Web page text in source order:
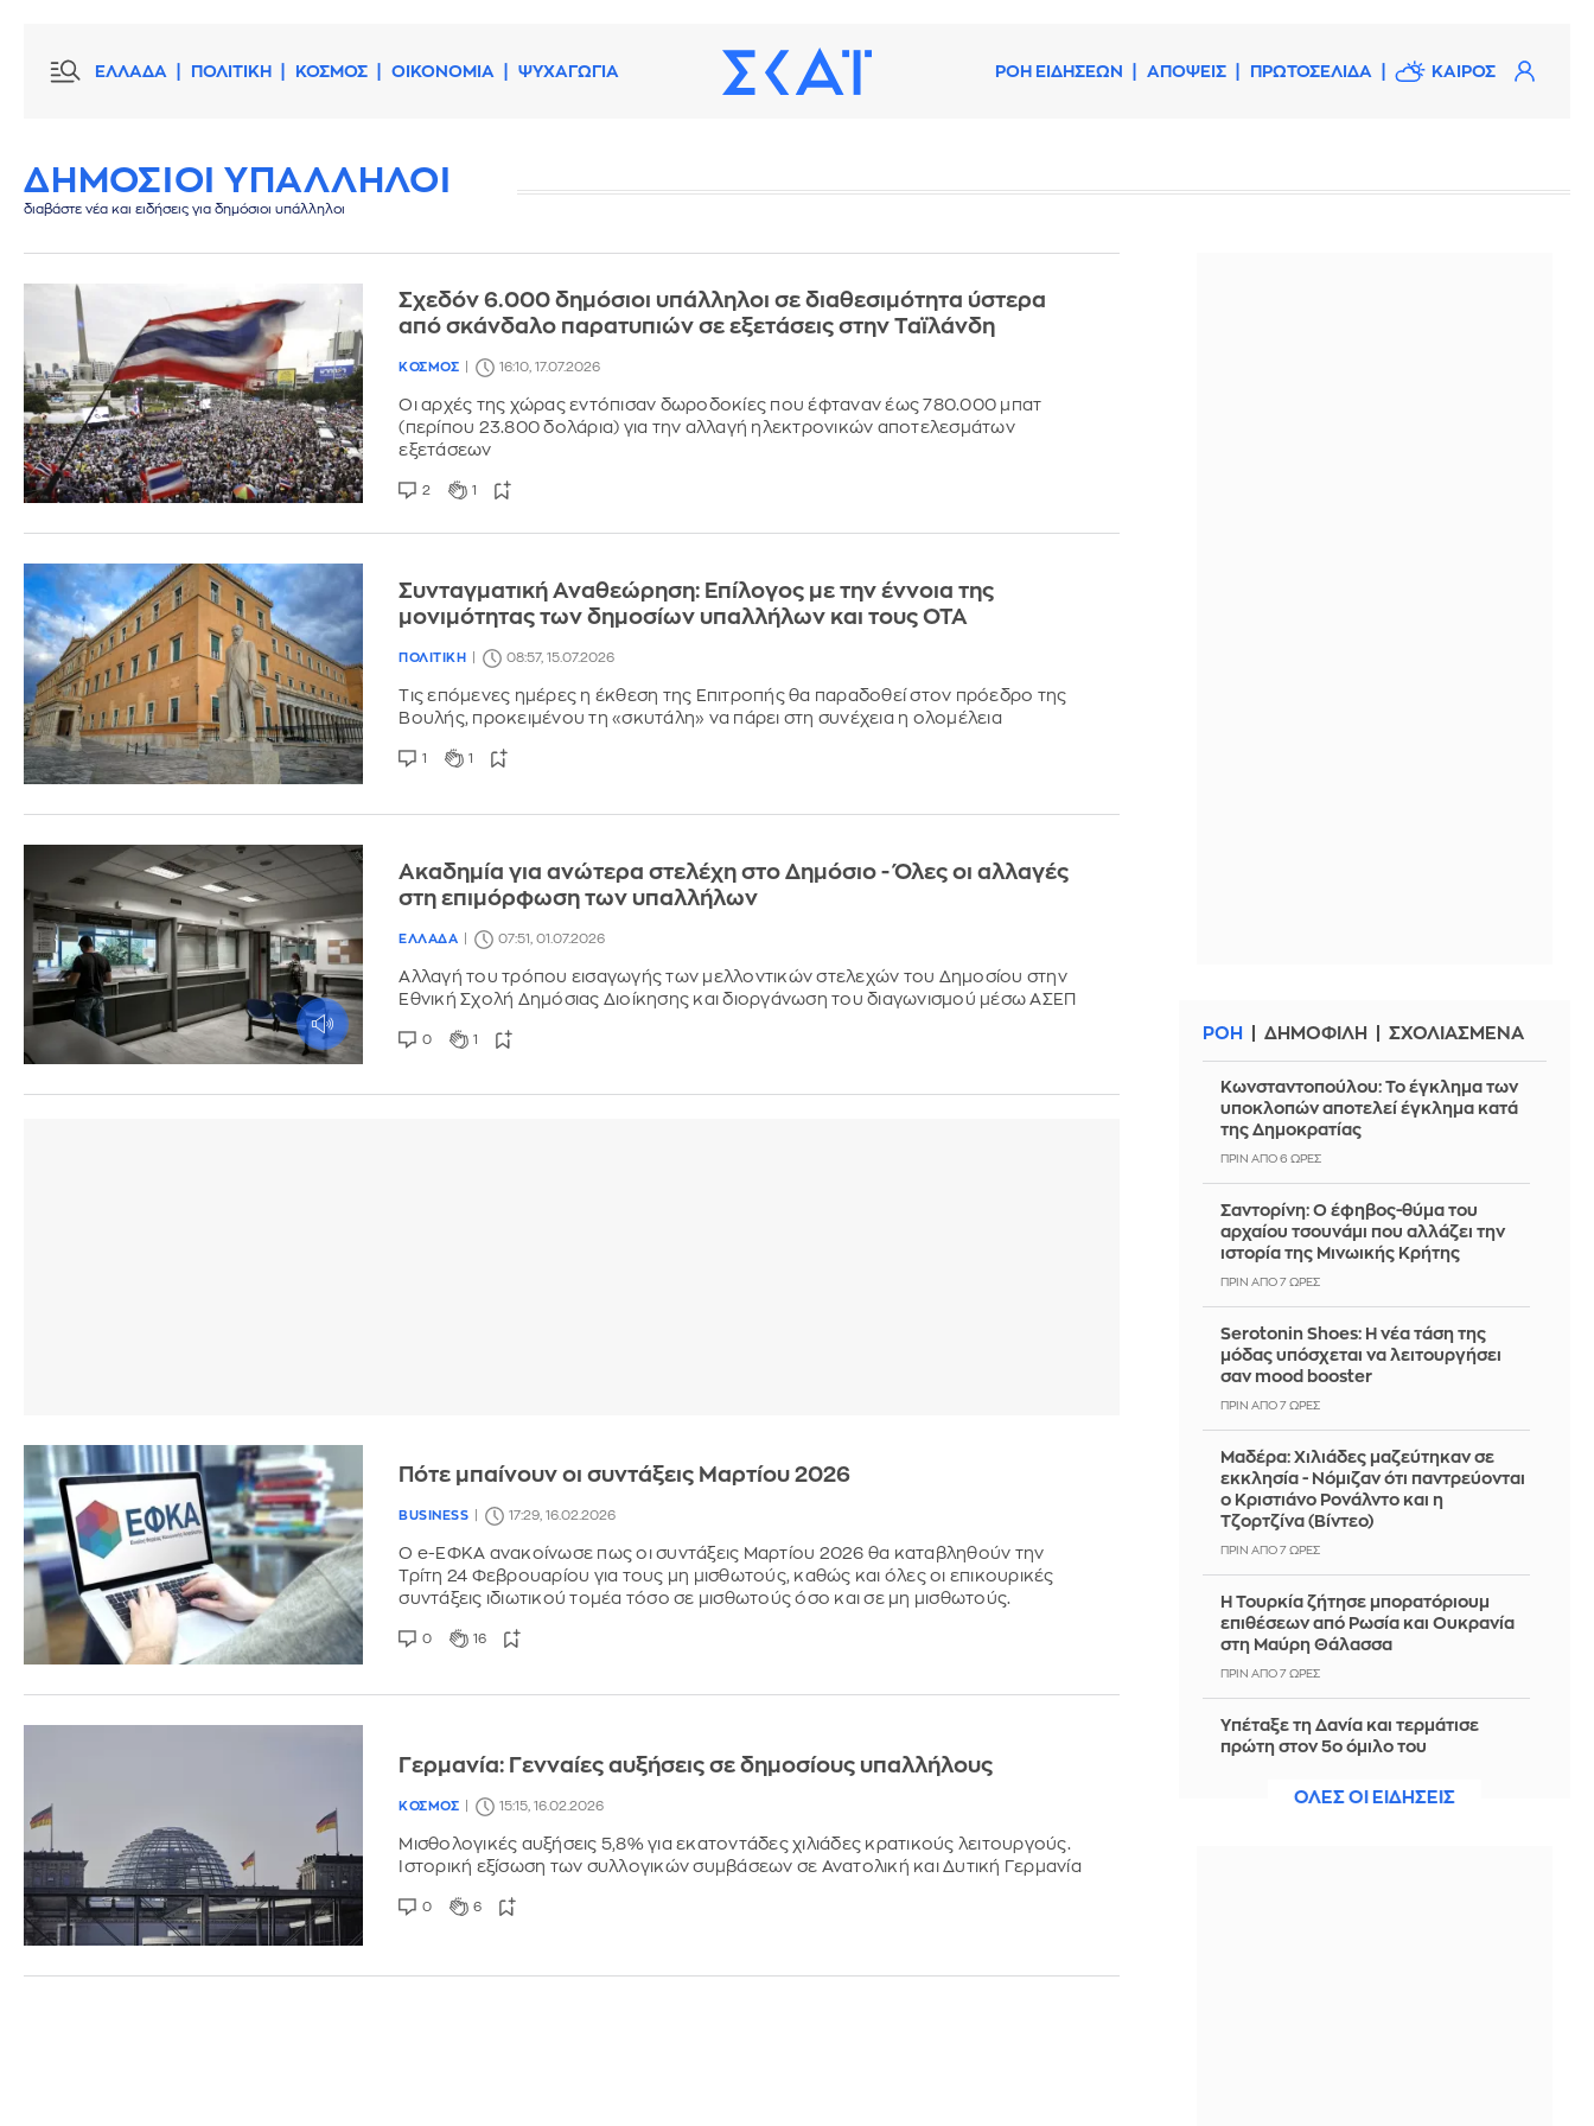
ΕΛΛΑΔΑ ΠΟΛΙΤΙΚΗ ΚΟΣΜΟΣ ΟΙΚΟΝΟΜΙΑ ΨΥΧΑΓΩΓΙΑ ΡΟΗ ΕΙΔΗΣΕΩΝ ΑΠΟΨΕΙΣ ΠΡΩΤΟΣΕΛΙΔΑ ΚΑΙΡΟΣ
ΔΗΜΟΣΙΟΙ ΥΠΑΛΛΗΛΟΙ
διαβάστε νέα και ειδήσεις για δημόσιοι υπάλληλοι
Σχεδόν 6.000 δημόσιοι υπάλληλοι σε διαθεσιμότητα ύστερα
από σκάνδαλο παρατυπιών σε εξετάσεις στην Ταϊλάνδη
ΚΟΣΜΟΣ 16:10, 17.07.2026
Οι αρχές της χώρας εντόπισαν δωροδοκίες που έφταναν έως 780.000 μπατ
(περίπου 23.800 δολάρια) για την αλλαγή ηλεκτρονικών αποτελεσμάτων
εξετάσεων
2 1
Συνταγματική Αναθεώρηση: Επίλογος με την έννοια της
μονιμότητας των δημοσίων υπαλλήλων και τους ΟΤΑ
ΠΟΛΙΤΙΚΗ 08:57, 15.07.2026
Τις επόμενες ημέρες η έκθεση της Επιτροπής θα παραδοθεί στον πρόεδρο της
Βουλής, προκειμένου τη «σκυτάλη» να πάρει στη συνέχεια η ολομέλεια
1 1
Ακαδημία για ανώτερα στελέχη στο Δημόσιο - Όλες οι αλλαγές
στη επιμόρφωση των υπαλλήλων
ΕΛΛΑΔΑ 07:51, 01.07.2026
Αλλαγή του τρόπου εισαγωγής των μελλοντικών στελεχών του Δημοσίου στην
Εθνική Σχολή Δημόσιας Διοίκησης και διοργάνωση του διαγωνισμού μέσω ΑΣΕΠ
0 1
Πότε μπαίνουν οι συντάξεις Μαρτίου 2026
BUSINESS 17:29, 16.02.2026
Ο e-ΕΦΚΑ ανακοίνωσε πως οι συντάξεις Μαρτίου 2026 θα καταβληθούν την
Τρίτη 24 Φεβρουαρίου για τους μη μισθωτούς, καθώς και όλες οι επικουρικές
συντάξεις ιδιωτικού τομέα τόσο σε μισθωτούς όσο και σε μη μισθωτούς.
0 16
Γερμανία: Γενναίες αυξήσεις σε δημοσίους υπαλλήλους
ΚΟΣΜΟΣ 15:15, 16.02.2026
Μισθολογικές αυξήσεις 5,8% για εκατοντάδες χιλιάδες κρατικούς λειτουργούς.
Ιστορική εξίσωση των συλλογικών συμβάσεων σε Ανατολική και Δυτική Γερμανία
0 6
ΡΟΗ ΔΗΜΟΦΙΛΗ ΣΧΟΛΙΑΣΜΕΝΑ
Κωνσταντοπούλου: Το έγκλημα των
υποκλοπών αποτελεί έγκλημα κατά
της Δημοκρατίας
ΠΡΙΝ ΑΠΌ 6 ΏΡΕΣ
Σαντορίνη: Ο έφηβος-θύμα του
αρχαίου τσουνάμι που αλλάζει την
ιστορία της Μινωικής Κρήτης
ΠΡΙΝ ΑΠΌ 7 ΏΡΕΣ
Serotonin Shoes: Η νέα τάση της
μόδας υπόσχεται να λειτουργήσει
σαν mood booster
ΠΡΙΝ ΑΠΌ 7 ΏΡΕΣ
Μαδέρα: Χιλιάδες μαζεύτηκαν σε
εκκλησία - Νόμιζαν ότι παντρεύονται
ο Κριστιάνο Ρονάλντο και η
Τζορτζίνα (Βίντεο)
ΠΡΙΝ ΑΠΌ 7 ΏΡΕΣ
Η Τουρκία ζήτησε μπορατόριουμ
επιθέσεων από Ρωσία και Ουκρανία
στη Μαύρη Θάλασσα
ΠΡΙΝ ΑΠΌ 7 ΏΡΕΣ
Υπέταξε τη Δανία και τερμάτισε
πρώτη στον 5ο όμιλο του
ΚορασίδωνΟΛΕΣ ΟΙ ΕΙΔΗΣΕΙΣ